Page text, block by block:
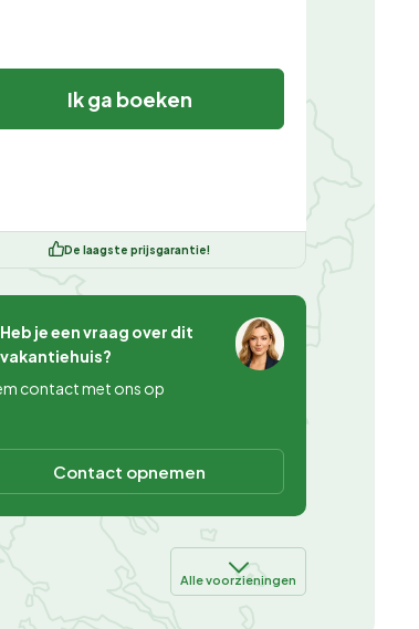
Ik ga boeken
De laagste prijsgarantie!
Heb je een vraag over dit
vakantiehuis?
contact met ons op
Contact opnemen
Alle voorzieningen